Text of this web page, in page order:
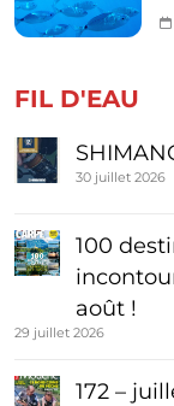
FIL D'EAU
30 juillet 2026
100
août !
29 juillet 2026
172 –